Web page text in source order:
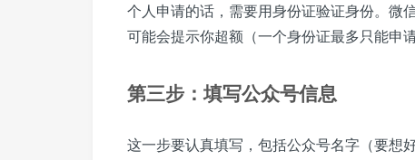
个人申请的话，需要用身份证验证身份。微
可能会提示你超额（一个身份证最多只能申
第三步：填写公众号信息
这一步要认真填写，包括公众号名字（要想